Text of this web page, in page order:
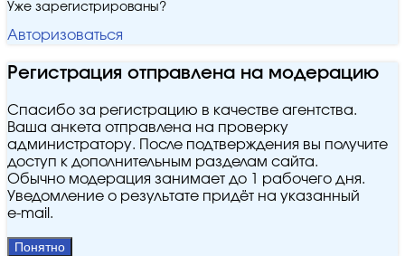
Уже зарегистрированы?
Авторизоваться
Регистрация отправлена на модерацию
Спасибо за регистрацию в качестве агентства.
Ваша анкета отправлена на проверку
администратору. После подтверждения вы получите
доступ к дополнительным разделам сайта.
Обычно модерация занимает до 1 рабочего дня.
Уведомление о результате придёт на указанный
e‑mail.
Понятно